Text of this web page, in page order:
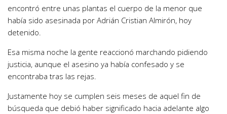
encontró entre unas plantas el cuerpo de la menor que
había sido asesinada por Adrián Cristian Almirón, hoy
detenido.
Esa misma noche la gente reaccionó marchando pidiendo
justicia, aunque el asesino ya había confesado y se
encontraba tras las rejas.
Justamente hoy se cumplen seis meses de aquel fin de
búsqueda que debió haber significado hacia adelante algo